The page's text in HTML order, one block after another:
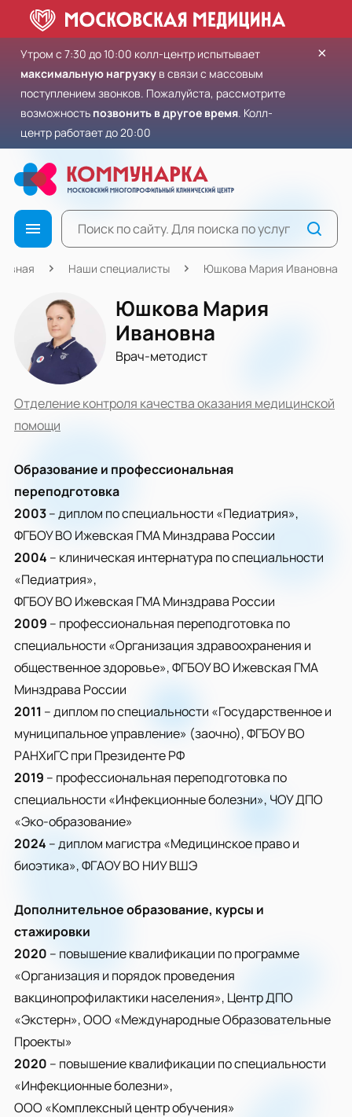
Утром с 7:30 до 10:00 колл-центр испытывает
максимальную нагрузку в связи с массовым
поступлением звонков. Пожалуйста, рассмотрите
возможность позвонить в другое время. Колл-
центр работает до 20:00
×
Наши специалисты Юшкова Мария Ивановна
Юшкова Мария
Ивановна
Врач-методист
Отделение контроля качества оказания медицинской
помощи
Образование и профессиональная
переподготовка
2003– диплом по специальности «Педиатрия»,
ФГБОУ ВО Ижевская ГМА Минздрава России
2004 – клиническая интернатура по специальности
«Педиатрия»,
ФГБОУ ВО Ижевская ГМА Минздрава России
2009 – профессиональная переподготовка по
специальности «Организация здравоохранения и
общественное здоровье», ФГБОУ ВО Ижевская ГМА
Минздрава России
2011 – диплом по специальности «Государственное и
муниципальное управление» (заочно), ФГБОУ ВО
РАНХиГС при Президенте РФ
2019 – профессиональная переподготовка по
специальности «Инфекционные болезни», ЧОУ ДПО
«Эко-образование»
2024 – диплом магистра «Медицинское право и
биоэтика», ФГАОУ ВО НИУ ВШЭ
Дополнительное образование, курсы и
стажировки
2020 – повышение квалификации по программе
«Организация и порядок проведения
вакцинопрофилактики населения», Центр ДПО
«Экстерн», ООО «Международные Образовательные
Проекты»
2020 – повышение квалификации по специальности
«Инфекционные болезни»,
ООО «Комплексный центр обучения»